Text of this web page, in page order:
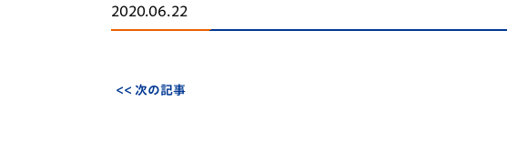
選手プロフィール
スタッフプロフィール
フォトギャラリー
セス
2020.06.22
<< 次の記事